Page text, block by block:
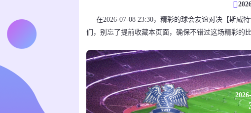
在2026-07-08 23:30，精彩的球会友谊对决【斯威
们，别忘了提前收藏本页面，确保不错过这场精彩的比